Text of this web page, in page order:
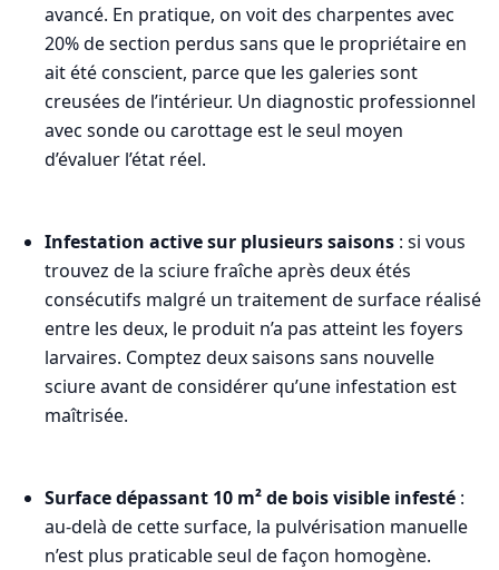
avancé. En pratique, on voit des charpentes avec
20% de section perdus sans que le propriétaire en
ait été conscient, parce que les galeries sont
creusées de l’intérieur. Un diagnostic professionnel
avec sonde ou carottage est le seul moyen
d’évaluer l’état réel.
Infestation active sur plusieurs saisons : si vous
trouvez de la sciure fraîche après deux étés
consécutifs malgré un traitement de surface réalisé
entre les deux, le produit n’a pas atteint les foyers
larvaires. Comptez deux saisons sans nouvelle
sciure avant de considérer qu’une infestation est
maîtrisée.
Surface dépassant 10 m² de bois visible infesté :
au-delà de cette surface, la pulvérisation manuelle
n’est plus praticable seul de façon homogène.